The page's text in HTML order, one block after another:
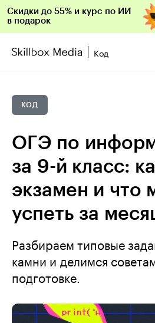
Скидки до 55% и курс по ИИ
в подарок
Код
КОД
ОГЭ по
за 9-й класс:
экзамен и что
успеть за
Разбираем типовые
камни и делимся
подготовке.